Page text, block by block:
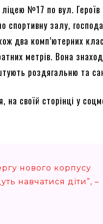
ліцею №17 по вул. Героїв
залу,
два комп’ютерних
метрів. Вона
роздягальню та
на своїй сторінці у
нового корпусу
навчатися діти”, –